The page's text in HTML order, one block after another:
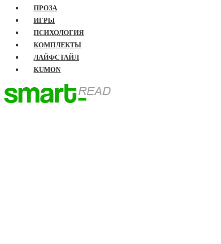
ПРОЗА
ИГРЫ
ПСИХОЛОГИЯ
КОМПЛЕКТЫ
ЛАЙФСТАЙЛ
KUMON